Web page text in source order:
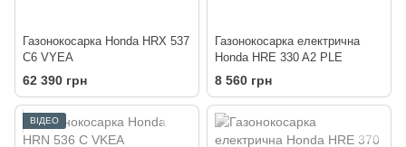
Газонокосарка Honda HRX 537
C6 VYEA
62 390 грн
Газонокосарка електрична
Honda HRE 330 A2 PLE
8 560 грн
ВІДЕО